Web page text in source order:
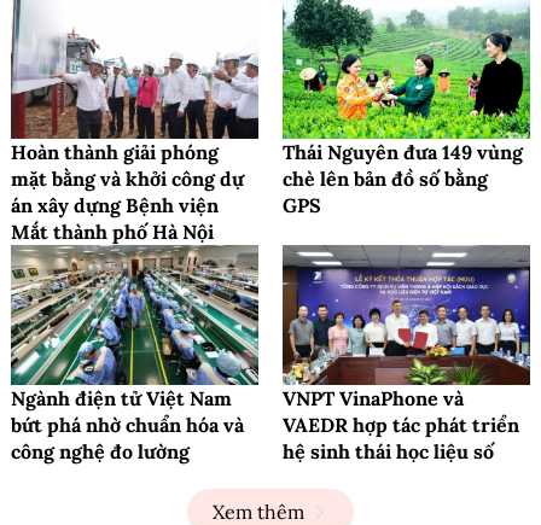
Hoàn thành giải phóng
mặt bằng và khởi công dự
án xây dựng Bệnh viện
Mắt thành phố Hà Nội
Thái Nguyên đưa 149 vùng
chè lên bản đồ số bằng
GPS
Ngành điện tử Việt Nam
bứt phá nhờ chuẩn hóa và
công nghệ đo lường
VNPT VinaPhone và
VAEDR hợp tác phát triển
hệ sinh thái học liệu số
Xem thêm